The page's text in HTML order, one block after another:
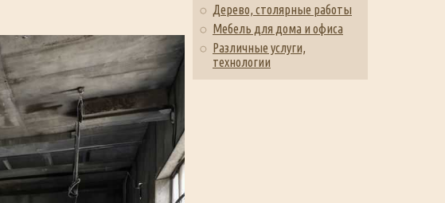
Дерево, столярные работы
Мебель для дома и офиса
Различные услуги,
технологии